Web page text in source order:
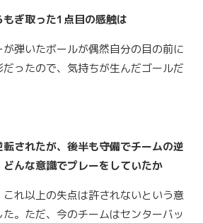
ぎ取った1点目の感触は
弾いたボールが偶然自分の目の前に
ったので、気持ちが生んだゴールだ
されたが、後半も守備でチームの逆
んな意識でプレーをしていたか
れ以上の失点は許されないという意
。ただ、今のチームはセンターバッ